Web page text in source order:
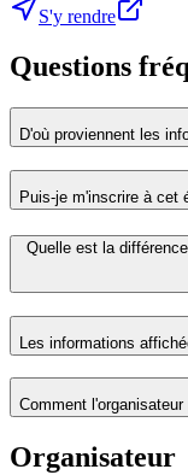
S'y rendre
Questions
D'où proviennent les
Puis-je m'inscrire à cet
Quelle est la
Les informations
Comment
Organisateur